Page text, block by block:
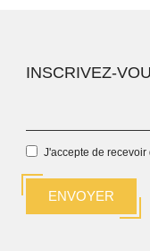
INSCRIVEZ-
J'accepte de recevoir